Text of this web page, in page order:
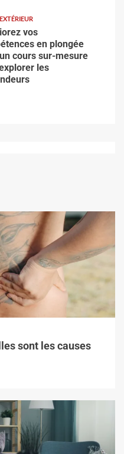
vos
en plongée
cours sur-mesure
les
sont les causes